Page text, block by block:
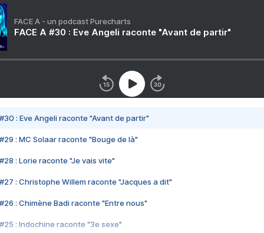
FACE A - un podcast Purecharts
FACE A #30 : Eve Angeli raconte "Avant de partir"
#30 : Eve Angeli raconte "Avant de partir"
#29 : MC Solaar raconte "Bouge de là"
#28 : Lorie raconte "Je vais vite"
#27 : Christophe Willem raconte "Jacques a dit"
#26 : Chimène Badi raconte "Entre nous"
#25 : Indochine raconte "3e sexe"